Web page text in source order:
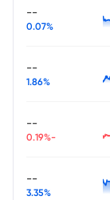
--
0.07%
--
1.86%
--
-0.19%
--
3.35%